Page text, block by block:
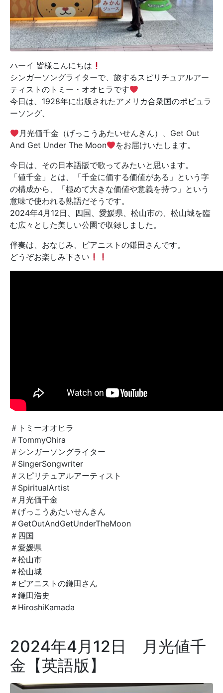
ハーイ 皆様こんにちは
シンガーソングライターで、旅するスピリチュアルアー
ティストのトミー・オオヒラです
今日は、1928年に出版されたアメリカ合衆国のポピュラ
ーソング、
月光価千金（げっこうあたいせんきん）、Get Out
And Get Under The Moon
をお届けいたします。
今日は、その日本語版で歌ってみたいと思います。
「値千金」とは、「千金に価する価値がある」という字
の構成から、「極めて大きな価値や意義を持つ」という
意味で使われる熟語だそうです。
2024年4月12日、四国、愛媛県、松山市の、松山城を臨
む広々とした美しい公園で収録しました。
伴奏は、おなじみ、ピアニストの鎌田さんです。
どうぞお楽しみ下さい
＃トミーオオヒラ
＃TommyOhira
＃シンガーソングライター
＃SingerSongwriter
＃スピリチュアルアーティスト
＃SpiritualArtist
＃月光価千金
＃げっこうあたいせんきん
＃GetOutAndGetUnderTheMoon
＃四国
＃愛媛県
＃松山市
＃松山城
＃ピアニストの鎌田さん
＃鎌田浩史
＃HiroshiKamada
2024年4月12日 月光値千
金【英語版】